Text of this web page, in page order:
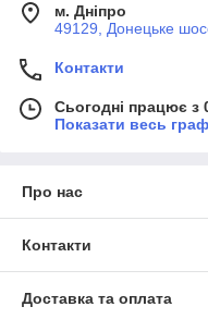
м. Дніпро
49129, Донецьке
Контакти
Сьогодні працює з
Показати весь
Про нас
Контакти
Доставка та оплата